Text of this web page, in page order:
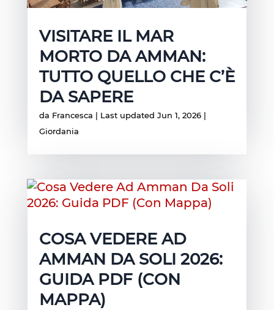
VISITARE IL MAR
MORTO DA AMMAN:
TUTTO QUELLO CHE C’È
DA SAPERE
da Francesca | Last updated Jun 1, 2026|
Giordania
COSA VEDERE AD
AMMAN DA SOLI 2026:
GUIDA PDF (CON
MAPPA)